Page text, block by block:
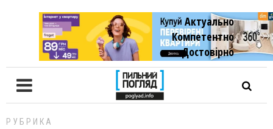
Актуально
Компетентно
Достовiрно
РУБРИКА